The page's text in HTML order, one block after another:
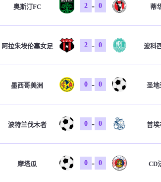
奥斯汀FC 2 - 0 蒂
阿拉朱埃伦塞女足 2 - 0 波科
墨西哥美洲 0 - 0 圣地
波特兰伐木者 0 - 0 普埃
摩塔瓜 0 - 0 CD